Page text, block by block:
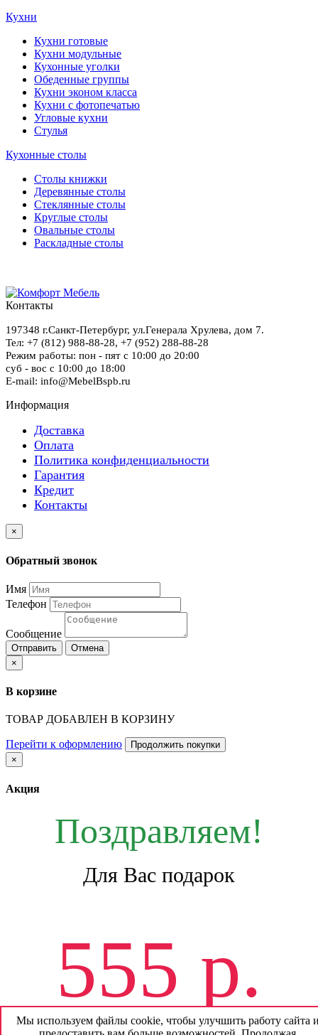
Кухни
Кухни готовые
Кухни модульные
Кухонные уголки
Обеденные группы
Кухни эконом класса
Кухни с фотопечатью
Угловые кухни
Стулья
Кухонные столы
Столы книжки
Деревянные столы
Стеклянные столы
Круглые столы
Овальные столы
Раскладные столы
Контакты
197348 г.Санкт-Петербург, ул.Генерала Хрулева, дом 7.
Тел: +7 (812) 988-88-28, +7 (952) 288-88-28
Режим работы: пон - пят с 10:00 до 20:00
суб - вос с 10:00 до 18:00
E-mail: info@MebelBspb.ru
Информация
Доставка
Оплата
Политика конфиденциальности
Гарантия
Кредит
Контакты
×
Обратный звонок
Имя
Телефон
Сообщение
Отправить
Отмена
×
В корзине
ТОВАР ДОБАВЛЕН В КОРЗИНУ
Перейти к оформлению
Продолжить покупки
×
Акция
Поздравляем!
Для Вас подарок
555 р.
Мы используем файлы cookie, чтобы улучшить работу сайта